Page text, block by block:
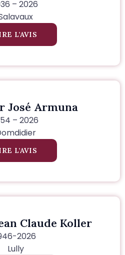
– 2026
L’AVIS
José Armuna
– 2026
L’AVIS
Claude Koller
2026
Lully